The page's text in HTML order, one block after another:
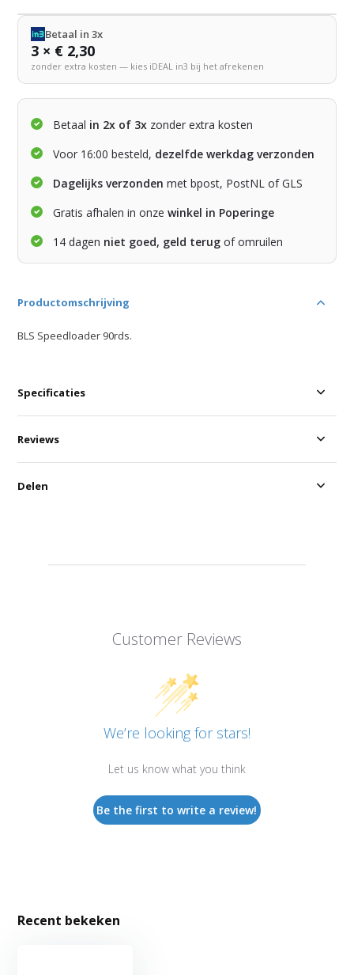
Betaal in 3x
3 × € 2,30
zonder extra kosten — kies iDEAL in3 bij het afrekenen
Betaal in 2x of 3x zonder extra kosten
Voor 16:00 besteld, dezelfde werkdag verzonden
Dagelijks verzonden met bpost, PostNL of GLS
Gratis afhalen in onzewinkel in Poperinge
14 dagen niet goed, geld terug of omruilen
Productomschrijving
BLS Speedloader 90rds.
Specificaties
Customer Reviews
We’re looking for stars!
Let us know what you think
Be the first to write a review!
Reviews
Delen
Recent bekeken